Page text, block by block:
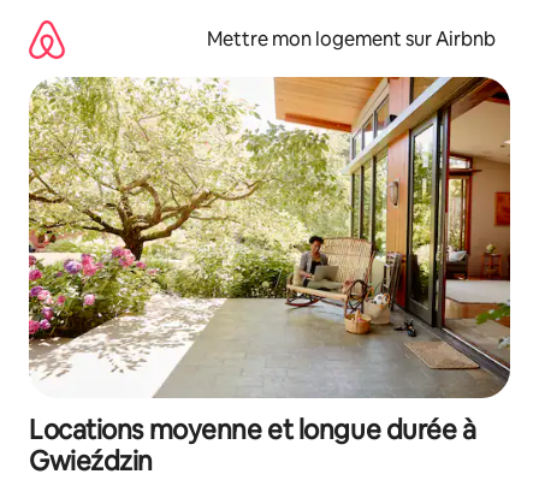
directement
contenu
Mettre mon logement sur Airbnb
Locations moyenne et longue durée à
Gwieździn